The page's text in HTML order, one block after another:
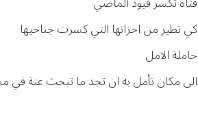
كي تطير من احزانها التي كسرت جناحيها
حاملة الامل
الى مكان تأمل به ان تجد ما تبحث عنة في